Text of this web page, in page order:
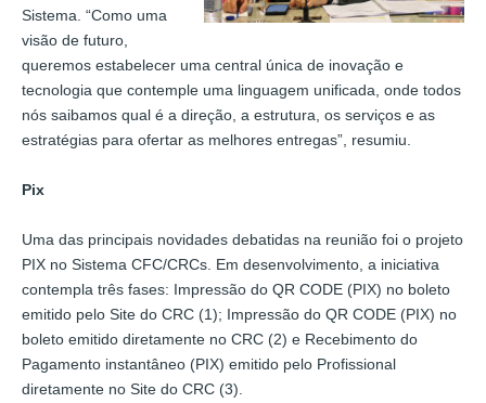
Sistema. “Como uma
visão de futuro,
queremos estabelecer uma central única de inovação e
tecnologia que contemple uma linguagem unificada, onde todos
nós saibamos qual é a direção, a estrutura, os serviços e as
estratégias para ofertar as melhores entregas”, resumiu.
Pix
Uma das principais novidades debatidas na reunião foi o projeto
PIX no Sistema CFC/CRCs. Em desenvolvimento, a iniciativa
contempla três fases: Impressão do QR CODE (PIX) no boleto
emitido pelo Site do CRC (1); Impressão do QR CODE (PIX) no
boleto emitido diretamente no CRC (2) e Recebimento do
Pagamento instantâneo (PIX) emitido pelo Profissional
diretamente no Site do CRC (3).